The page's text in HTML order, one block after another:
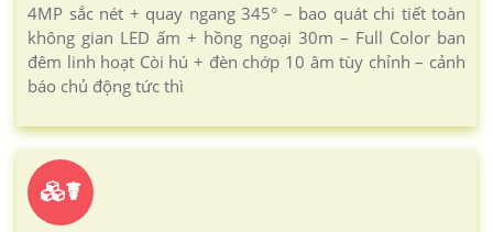
4MP sắc nét + quay ngang 345° – bao quát chi tiết toàn
không gian LED ấm + hồng ngoại 30m – Full Color ban
đêm linh hoạt Còi hú + đèn chớp 10 âm tùy chỉnh – cảnh
báo chủ động tức thì
☤